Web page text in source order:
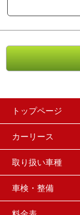
トップページ
カーリース
取り扱い車種
車検・整備